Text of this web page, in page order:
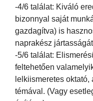
-4/6 találat: Kiváló
bizonnyal saját
gazdagítva) is
naprakész
-5/6 találat:
feltehetően
lelkiismeretes
témával. (Vagy